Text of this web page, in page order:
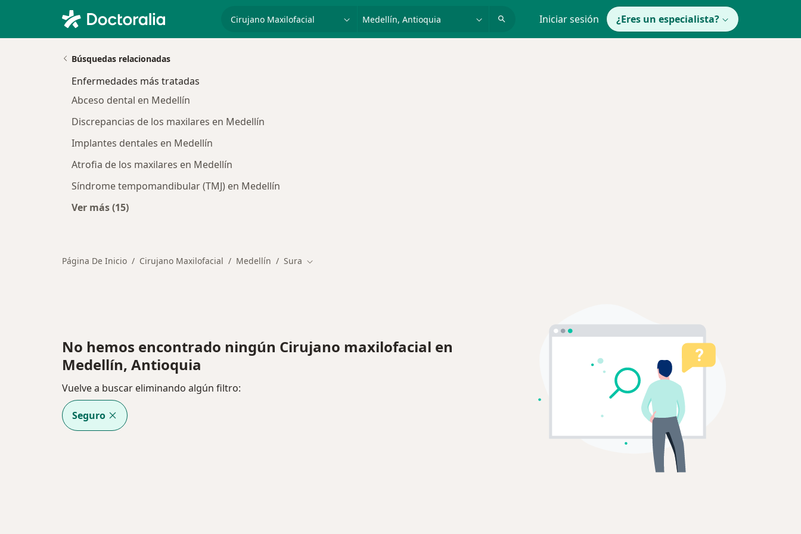
p. ej. Bogotá Iniciar sesión ¿Eres un especialista?
Búsquedas relacionadas
Enfermedades más tratadas
Abceso dental en Medellín
Discrepancias de los maxilares en Medellín
Implantes dentales en Medellín
Atrofia de los maxilares en Medellín
Síndrome tempomandibular (TMJ) en Medellín
Ver más (15)
Página De Inicio Cirujano Maxilofacial Medellín Sura Cambiar de ciudad
No hemos encontrado ningún Cirujano maxilofacial en
Medellín, Antioquia
Vuelve a buscar eliminando algún filtro:
Seguro